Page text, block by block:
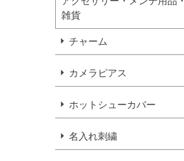
雑貨
チャーム
カメラピアス
ホットシューカバー
名入れ刺繍